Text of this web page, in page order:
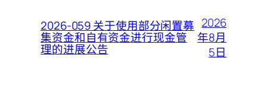
2026-059 关于使用部分闲置募
集资金和自有资金进行现金管
理的进展公告
2026
年8月
5日